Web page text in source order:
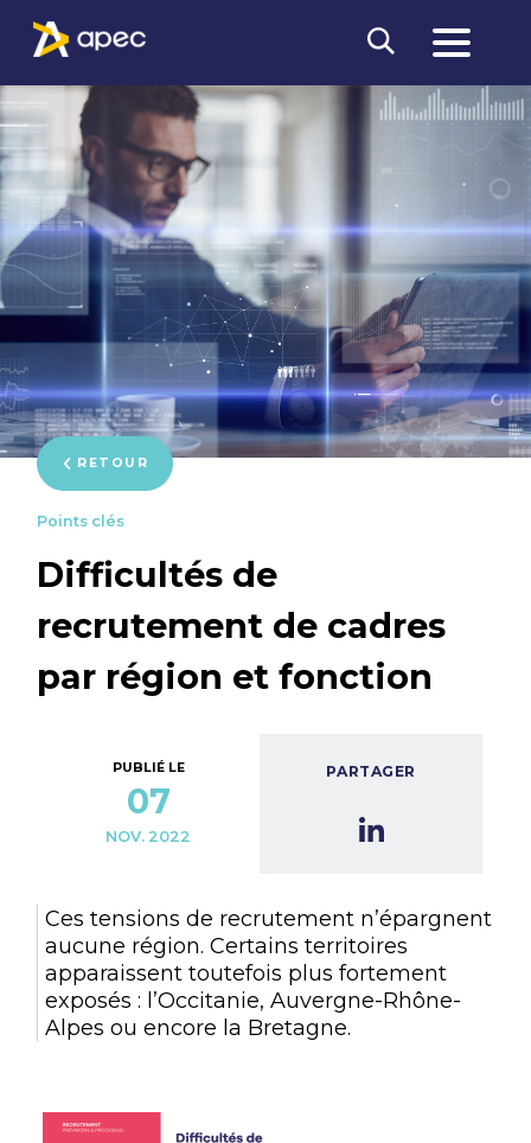
RETOUR
Points clés
Difficultés de
recrutement de cadres
par région et fonction
PUBLIÉ LE
07
NOV. 2022
PARTAGER
Ces tensions de recrutement n’épargnent
aucune région. Certains territoires
apparaissent toutefois plus fortement
exposés : l’Occitanie, Auvergne-Rhône-
Alpes ou encore la Bretagne.